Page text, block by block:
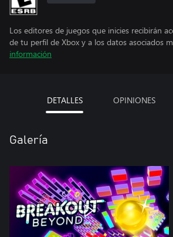
Los editores de juegos que inicies recibirán
de tu perfil de Xbox y a los datos asociados
información
DETALLES OPINIONES
Galería